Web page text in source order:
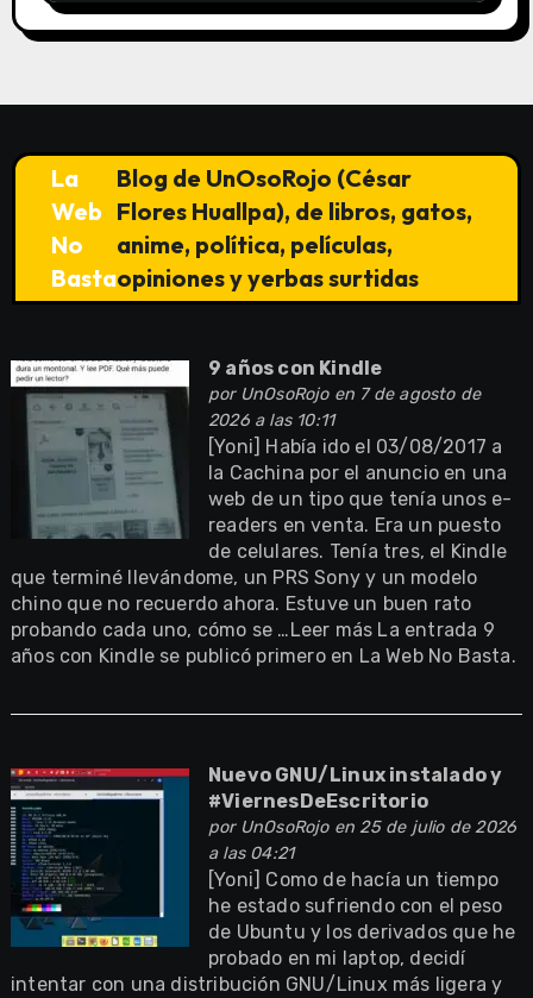
La
Web
No
Basta
Blog de UnOsoRojo (César
Flores Huallpa), de libros, gatos,
anime, política, películas,
opiniones y yerbas surtidas
9 años con Kindle
por UnOsoRojoen 7 de agosto de
2026 a las 10:11
[Yoni] Había ido el 03/08/2017 a
la Cachina por el anuncio en una
web de un tipo que tenía unos e-
readers en venta. Era un puesto
de celulares. Tenía tres, el Kindle
que terminé llevándome, un PRS Sony y un modelo
chino que no recuerdo ahora. Estuve un buen rato
probando cada uno, cómo se …Leer más La entrada 9
años con Kindle se publicó primero en La Web No Basta.
Nuevo GNU/Linux instalado y
#ViernesDeEscritorio
por UnOsoRojoen 25 de julio de 2026
a las 04:21
[Yoni] Como de hacía un tiempo
he estado sufriendo con el peso
de Ubuntu y los derivados que he
probado en mi laptop, decidí
intentar con una distribución GNU/Linux más ligera y